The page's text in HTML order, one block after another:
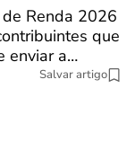
Renda 2026
que
enviar a…
Salvar artigo